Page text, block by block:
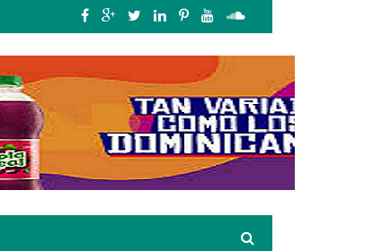
Servicio Nacional de Protección Ambiental (SENPA) realizo